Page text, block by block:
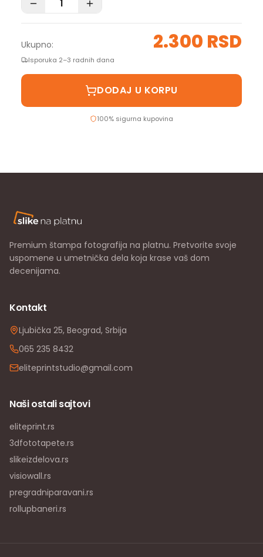
Ukupno: 2.300 RSD
Isporuka 2–3 radnih dana
DODAJ U KORPU
100% sigurna kupovina
Premium štampa fotografija na platnu. Pretvorite svoje
uspomene u umetnička dela koja krase vaš dom
decenijama.
Kontakt
Ljubička 25, Beograd, Srbija
065 235 8432
eliteprintstudio@gmail.com
Naši ostali sajtovi
eliteprint.rs
3dfototapete.rs
slikeizdelova.rs
visiowall.rs
pregradniparavani.rs
rollupbaneri.rs